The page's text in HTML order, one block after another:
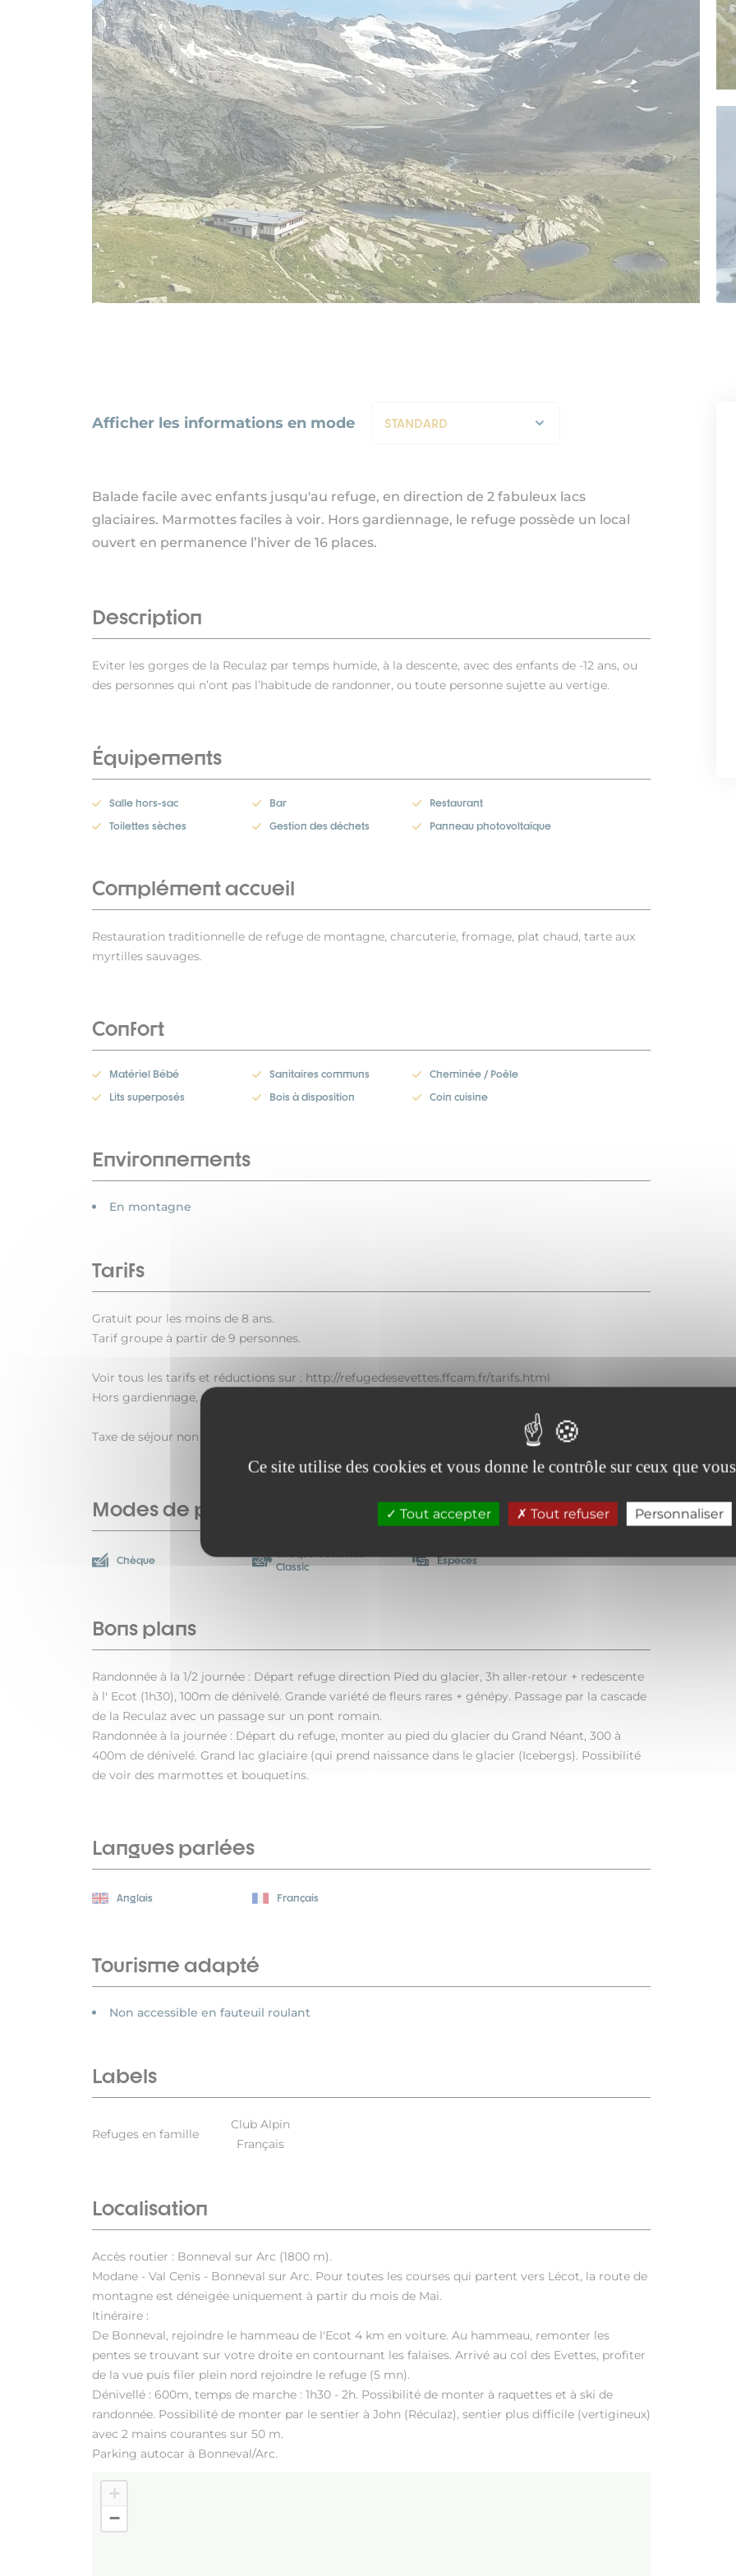
Ce site utilise des cookies et vous donne le contrôle sur ceux que
Tout accepter Tout refuser Personnaliser
Afficher les informations en mode STANDARD
Balade facile avec enfants jusqu'au refuge, en direction de 2 fabuleux lacs
glaciaires. Marmottes faciles à voir. Hors gardiennage, le refuge possède un local
ouvert en permanence l’hiver de 16 places.
Description
Eviter les gorges de la Reculaz par temps humide, à la descente, avec des enfants de -12 ans, ou
des personnes qui n’ont pas l’habitude de randonner, ou toute personne sujette au vertige.
Équipements
Salle hors-sac Bar
Restaurant
Toilettes sèches
Gestion des déchets Panneau photovoltaïque
Complément accueil
Restauration traditionnelle de refuge de montagne, charcuterie, fromage, plat chaud, tarte aux
myrtilles sauvages.
Confort
Matériel Bébé Sanitaires communs
Cheminée / Poêle
Lits superposés
Bois à disposition Coin cuisine
Environnements
En montagne
Tarifs
Gratuit pour les moins de 8 ans.
Tarif groupe à partir de 9 personnes.
Voir tous les tarifs et réductions sur : http://refugedesevettes.ffcam.fr/tarifs.html
Hors gardiennage, tarif unique de 8 € à régler dans le tronc ou par chèque au CAF de Lyon.
Taxe de séjour non incluse.
Modes de paiement
Chèque
Chèque-Vacances
Classic
Espèces
Bons plans
Randonnée à la 1/2 journée : Départ refuge direction Pied du glacier, 3h aller-retour + redescente
à l' Ecot (1h30), 100m de dénivelé. Grande variété de fleurs rares + génépy. Passage par la cascade
de la Reculaz avec un passage sur un pont romain.
Randonnée à la journée : Départ du refuge, monter au pied du glacier du Grand Néant, 300 à
400m de dénivelé. Grand lac glaciaire (qui prend naissance dans le glacier (Icebergs). Possibilité
de voir des marmottes et bouquetins.
Langues parlées
Anglais Français
Tourisme adapté
Non accessible en fauteuil roulant
Labels
Refuges en famille
Club Alpin
Français
Localisation
Accès routier : Bonneval sur Arc (1800 m).
Modane - Val Cenis - Bonneval sur Arc. Pour toutes les courses qui partent vers Lécot, la route de
montagne est déneigée uniquement à partir du mois de Mai.
Itinéraire :
De Bonneval, rejoindre le hammeau de l'Ecot 4 km en voiture. Au hammeau, remonter les
pentes se trouvant sur votre droite en contournant les falaises. Arrivé au col des Evettes, profiter
de la vue puis filer plein nord rejoindre le refuge (5 mn).
Dénivellé : 600m, temps de marche : 1h30 - 2h. Possibilité de monter à raquettes et à ski de
randonnée. Possibilité de monter par le sentier à John (Réculaz), sentier plus difficile (vertigineux)
avec 2 mains courantes sur 50 m.
Parking autocar à Bonneval/Arc.
+
−